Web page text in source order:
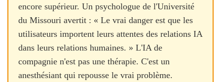
encore supérieur. Un psychologue de l'Université
du Missouri avertit : « Le vrai danger est que les
utilisateurs importent leurs attentes des relations IA
dans leurs relations humaines. » L'IA de
compagnie n'est pas une thérapie. C'est un
anesthésiant qui repousse le vrai problème.